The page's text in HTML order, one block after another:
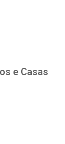
e Casas